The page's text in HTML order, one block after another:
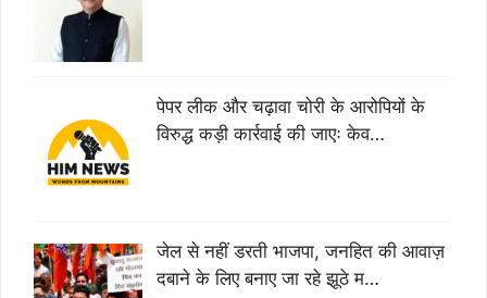
पेपर लीक और चढ़ावा चोरी के आरोपियों के
विरुद्ध कड़ी कार्रवाई की जाएः केव…
जेल से नहीं डरती भाजपा, जनहित की आवाज़
दबाने के लिए बनाए जा रहे झूठे म…